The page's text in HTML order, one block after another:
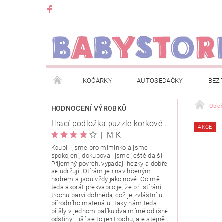
KOČÁRKY AUTOSEDAČKY
METRÁŽ ZNAČKY ROZBALENO NEBO
OBCHODNÍ PODMÍNKY INFORMACE O
O NÁS KARIERA KLUB BABYSTORE
HODNOCENÍ VÝROBKŮ
Hrací podložka puzzle korkové 120x120cm
| M K
Koupili jsme pro miminko a jsme
spokojení, dokupovali jsme ještě další.
Příjemný povrch, vypadají hezky a dobře
se udržují. Otírám jen navlhčeným
hadrem a jsou vždy jako nové. Co mě
teda akorát překvapilo je, že při stírání
trochu barví dohněda, což je zvláštní u
přírodního materiálu. Taky nám teda
přišly v jednom balíku dva mírně odlišné
odstíny. Liší se to jen trochu, ale stejně.
AKCE